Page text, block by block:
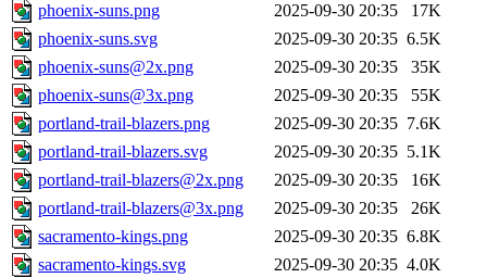
phoenix-suns.png
2025-09-30 20:35
17K
phoenix-suns.svg
2025-09-30 20:35 6.5K
phoenix-suns@2x.png
2025-09-30 20:35
35K
phoenix-suns@3x.png
2025-09-30 20:35
55K
portland-trail-blazers.png
2025-09-30 20:35 7.6K
portland-trail-blazers.svg
2025-09-30 20:35 5.1K
portland-trail-blazers@2x.png
2025-09-30 20:35
16K
portland-trail-blazers@3x.png
2025-09-30 20:35
26K
sacramento-kings.png
2025-09-30 20:35 6.8K
sacramento-kings.svg
2025-09-30 20:35 4.0K